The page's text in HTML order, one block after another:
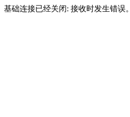
基础连接已经关闭: 接收时发生错误。